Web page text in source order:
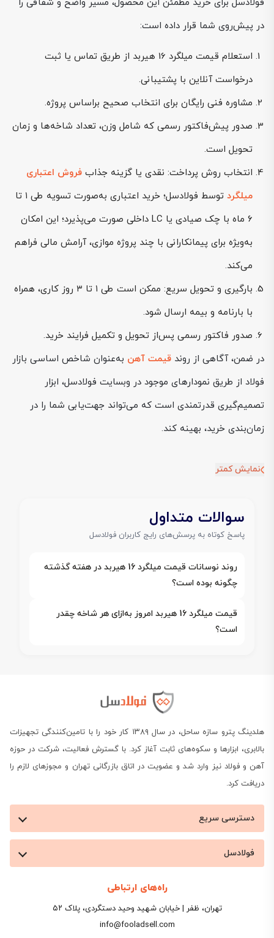
فولادسل برای خرید مطمئن این محصول، مسیر واضح و شفافی را
در پیش‌روی شما قرار داده است:
استعلام قیمت میلگرد 16 هیربد از طریق تماس یا ثبت
درخواست آنلاین با پشتیبانی.
مشاوره فنی رایگان برای انتخاب صحیح براساس پروژه.
صدور پیش‌فاکتور رسمی که شامل وزن، تعداد شاخه‌ها و زمان
تحویل است.
انتخاب روش پرداخت: نقدی یا گزینه جذاب فروش اعتباری
میلگرد
توسط فولادسل؛ خرید اعتباری به‌صورت تسویه طی ۱ تا
۶ ماه با چک صیادی یا LC داخلی صورت می‌پذیرد؛ این امکان
به‌ویژه برای پیمانکارانی با چند پروژه موازی، آرامش مالی فراهم
می‌کند.
بارگیری و تحویل سریع: ممکن است طی ۱ تا ۳ روز کاری، همراه
با بارنامه و بیمه ارسال شود.
صدور فاکتور رسمی پس‌از تحویل و تکمیل فرایند خرید.
در ضمن، آگاهی از روند قیمت آهن به‌عنوان شاخص اساسی بازار
فولاد از طریق نمودارهای موجود در وبسایت فولادسل، ابزار
تصمیم‌گیری قدرتمندی است که می‌تواند جهت‌یابی شما را در
زمان‌بندی خرید، بهینه کند.
نمایش کمتر
سوالات متداول
پاسخ کوتاه به پرسش‌های رایج کاربران فولادسل
روند نوسانات قیمت میلگرد 16 هیربد در هفته گذشته
چگونه بوده است؟
قیمت میلگرد 16 هیربد امروز به‌ازای هر شاخه چقدر
است؟
هلدینگ پترو سازه ساحل، در سال ۱۳۸۹ کار خود را با تامین‌کنندگی تجهیزات
بالابری، ابزارها و سکوه‌های ثابت آغاز کرد. با گسترش فعالیت، شرکت در حوزه
آهن و فولاد نیز وارد شد و عضویت در اتاق بازرگانی تهران و مجوزهای لازم را
دریافت کرد.
دسترسی سریع
فولادسل
راه‌های ارتباطی
تهران، ظفر | خیابان شهید وحید دستگردی، پلاک ۵۲
info@fooladsell.com